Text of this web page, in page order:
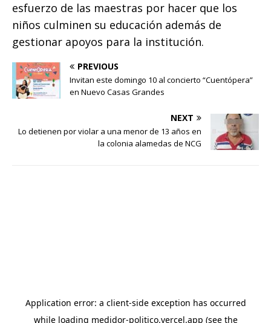
esfuerzo de las maestras por hacer que los
niños culminen su educación además de
gestionar apoyos para la institución.
PREVIOUS
Invitan este domingo 10 al concierto “Cuentópera”
en Nuevo Casas Grandes
NEXT
Lo detienen por violar a una menor de 13 años en
la colonia alamedas de NCG